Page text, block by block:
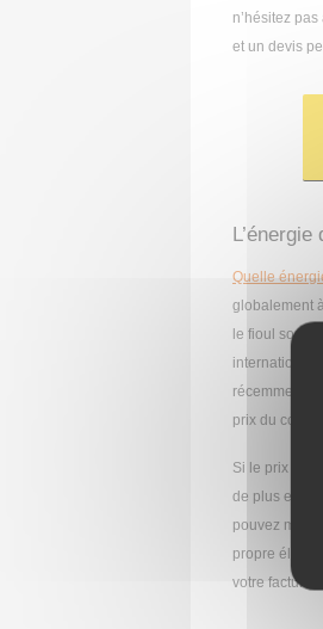
n’hésitez
et un devis
Quelle
globalement
le fioul sont
international.
récemment,
prix du
Si le prix de
de plus en
pouvez
propre
votre facture